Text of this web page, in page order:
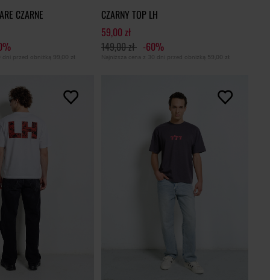
CZARNE
dni przed obniżką 99,00 zł
CZARNY TOP LH
59,00 zł
149,00 zł -60%
Najniższa cena z 30 dni przed obniżką 59,00 zł